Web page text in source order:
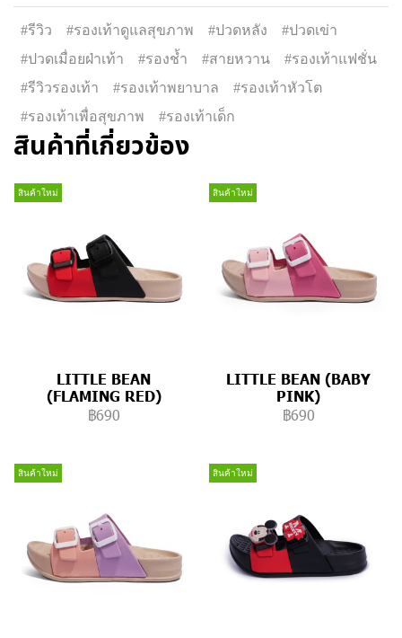
#รีวิว #รองเท้าดูแลสุขภาพ #ปวดหลัง
#ปวดเข่า
#ปวดเมื่อยฝ่าเท้า
#รองช้ำ #สายหวาน
#รองเท้าแฟชั่น
#รีวิวรองเท้า
#รองเท้าพยาบาล
#รองเท้าหัวโต
#รองเท้าเพื่อสุขภาพ
#รองเท้าเด็ก
สินค้าที่เกี่ยวข้อง
สินค้าใหม่
LITTLE BEAN
(FLAMING RED)
฿690
สินค้าใหม่
LITTLE BEAN (BABY
PINK)
฿690
สินค้าใหม่ สินค้าใหม่